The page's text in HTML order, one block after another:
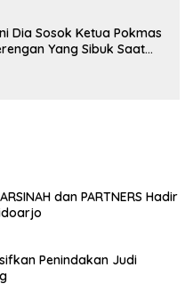
Dia Sosok Ketua Pokmas
Yang Sibuk Saat
dan PARTNERS Hadir
Penindakan Judi